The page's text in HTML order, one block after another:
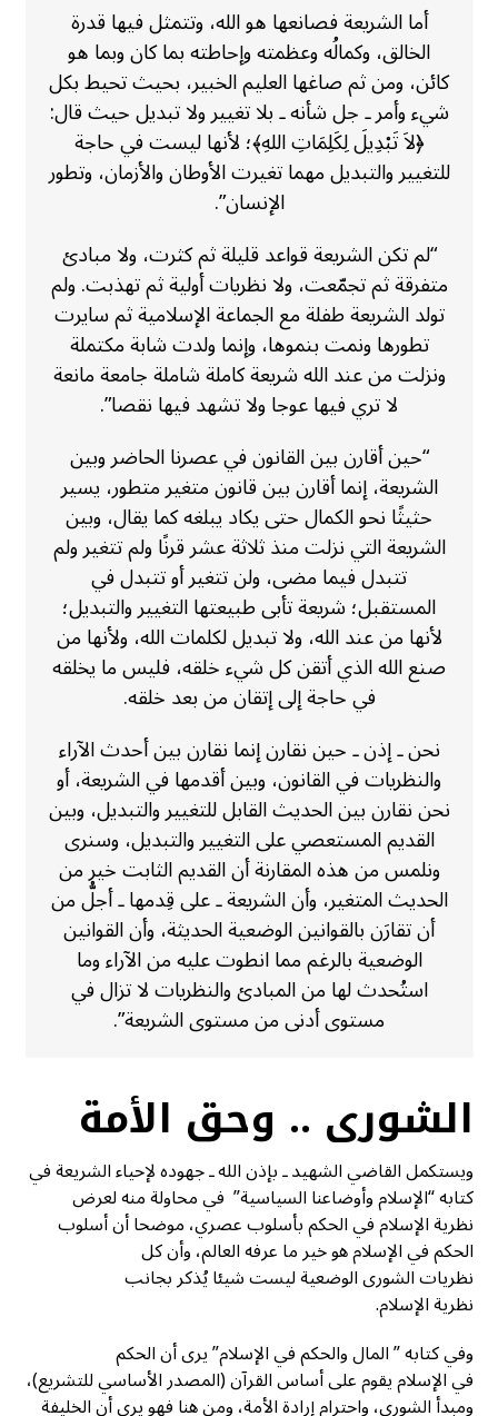
أما الشريعة فصانعها هو الله، وتتمثل فيها قدرة
الخالق، وكمالُه وعظمته وإحاطته بما كان وبما هو
كائن، ومن ثم صاغها العليم الخبير، بحيث تحيط بكل
شيء وأمر ـ جل شأنه ـ بلا تغيير ولا تبديل حيث قال:
﴿لاَ تَبْدِيلَ لِكَلِمَاتِ اللهِ﴾؛ لأنها ليست في حاجة
للتغيير والتبديل مهما تغيرت الأوطان والأزمان، وتطور
الإنسان”.
“لم تكن الشريعة قواعد قليلة ثم كثرت، ولا مبادئ
متفرقة ثم تجمّعت، ولا نظريات أولية ثم تهذبت. ولم
تولد الشريعة طفلة مع الجماعة الإسلامية ثم سايرت
تطورها ونمت بنموها، وإنما ولدت شابة مكتملة
ونزلت من عند الله شريعة كاملة شاملة جامعة مانعة
لا تري فيها عوجا ولا تشهد فيها نقصا”.
“حين أقارن بين القانون في عصرنا الحاضر وبين
الشريعة، إنما أقارن بين قانون متغير متطور، يسير
حثيثًا نحو الكمال حتى يكاد يبلغه كما يقال، وبين
الشريعة التي نزلت منذ ثلاثة عشر قرنًا ولم تتغير ولم
تتبدل فيما مضى، ولن تتغير أو تتبدل في
المستقبل؛ شريعة تأبى طبيعتها التغيير والتبديل؛
لأنها من عند الله، ولا تبديل لكلمات الله، ولأنها من
صنع الله الذي أتقن كل شيء خلقه، فليس ما يخلقه
في حاجة إلى إتقان من بعد خلقه.
نحن ـ إذن ـ حين نقارن إنما نقارن بين أحدث الآراء
والنظريات في القانون، وبين أقدمها في الشريعة، أو
نحن نقارن بين الحديث القابل للتغيير والتبديل، وبين
القديم المستعصي على التغيير والتبديل، وسنرى
ونلمس من هذه المقارنة أن القديم الثابت خير من
الحديث المتغير، وأن الشريعة ـ على قِدمها ـ أجلُّ من
أن تقارَن بالقوانين الوضعية الحديثة، وأن القوانين
الوضعية بالرغم مما انطوت عليه من الآراء وما
استُحدث لها من المبادئ والنظريات لا تزال في
مستوى أدنى من مستوى الشريعة”.
الشورى .. وحق الأمة
ويستكمل القاضي الشهيد ـ بإذن الله ـ جهوده لإحياء الشريعة في
كتابه “الإسلام وأوضاعنا السياسية” في محاولة منه لعرض
نظرية الإسلام في الحكم بأسلوب عصري، موضحا أن أسلوب
الحكم في الإسلام هو خير ما عرفه العالم، وأن كل
نظريات الشورى الوضعية ليست شيئا يُذكر بجانب
نظرية الإسلام.
وفي كتابه ” المال والحكم في الإسلام” يرى أن الحكم
في الإسلام يقوم على أساس القرآن (المصدر الأساسي للتشريع)،
ومبدأ الشورى، واحترام إرادة الأمة، ومن هنا فهو يرى أن الخليفة